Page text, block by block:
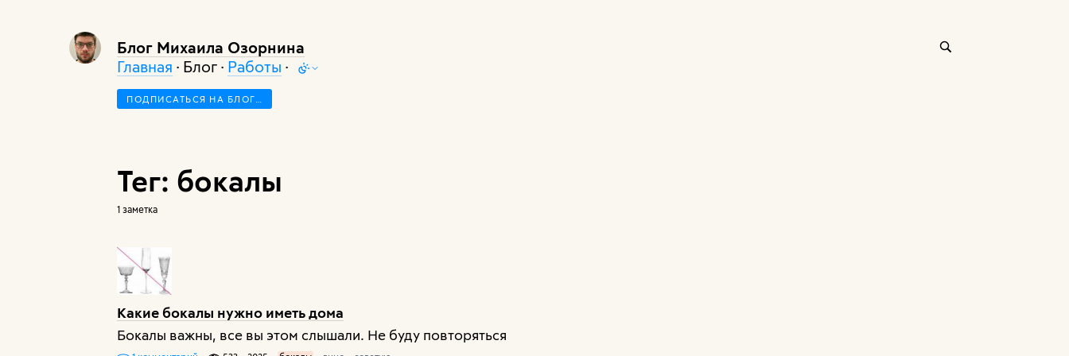
Блог Михаила Озорнина
Главная · Блог · Работы ·
ПОДПИСАТЬСЯ НА БЛОГ…
Тег: бокалы
1 заметка
Какие бокалы нужно иметь дома
Бокалы важны, все вы этом слышали. Не буду повторяться